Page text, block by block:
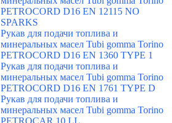
PETROCORD D16 EN 12115 NO
SPARKS
Рукав для подачи топлива и
минеральных масел Tubi gomma Torino
PETROCORD D16 EN 1360 TYPE 1
Рукав для подачи топлива и
минеральных масел Tubi gomma Torino
PETROCORD D16 EN 1761 TYPE D
Рукав для подачи топлива и
минеральных масел Tubi gomma Torino
PETROCAR 10 LL